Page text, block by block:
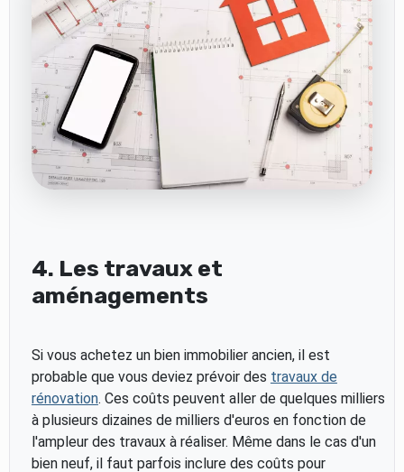
4. Les travaux et
aménagements
Si vous achetez un bien immobilier ancien, il est
probable que vous deviez prévoir des travaux de
rénovation. Ces coûts peuvent aller de quelques milliers
à plusieurs dizaines de milliers d'euros en fonction de
l'ampleur des travaux à réaliser. Même dans le cas d'un
bien neuf, il faut parfois inclure des coûts pour